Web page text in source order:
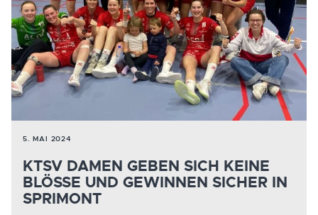
5. MAI 2024
KTSV DAMEN GEBEN SICH KEINE
BLÖSSE UND GEWINNEN SICHER IN S
PRIMONT